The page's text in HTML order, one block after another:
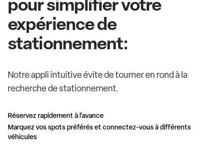
expérience de
stationnement:
Notre appli intuitive évite de tourner en rond à la
recherche de stationnement.
Réservez rapidement à l'avance
Marquez vos spots préférés et connectez-vous à différents
véhicules